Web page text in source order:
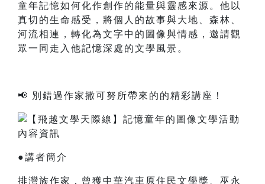
童年記憶如何化作創作的能量與靈感來源。他以
真切的生命感受，將個人的故事與大地、森林、
河流相連，轉化為文字中的圖像與情感，邀請觀
眾一同走入他記憶深處的文學風景。
📢 別錯過作家撒可努所帶來的的精彩講座！
●講者簡介
排灣族作家，曾獲中華汽車原住民文學獎、巫永